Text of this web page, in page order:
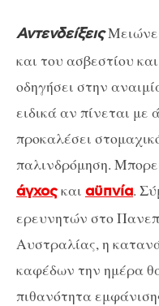
Αντενδείξεις
και του ασβεστίου
οδηγήσει στην
ειδικά αν πίνεται με
προκαλέσει
παλινδρόμηση.
άγχοςκαι αϋπνία.
ερευνητών στο
Αυστραλίας, η
καφέδων την ημέρα
πιθανότητα